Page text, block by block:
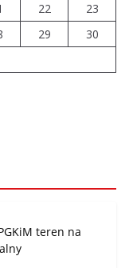
22
23
29
30
teren na